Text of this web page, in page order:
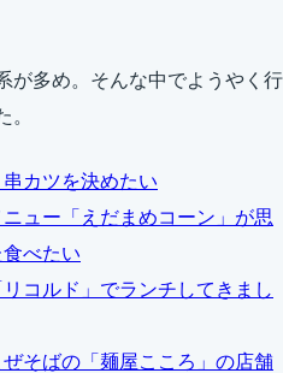
が多め。そんな中でようやく行
。
カツを決めたい
ュー「えだまめコーン」が思
べたい
コルド」でランチしてきまし
そばの「麺屋こころ」の店舗